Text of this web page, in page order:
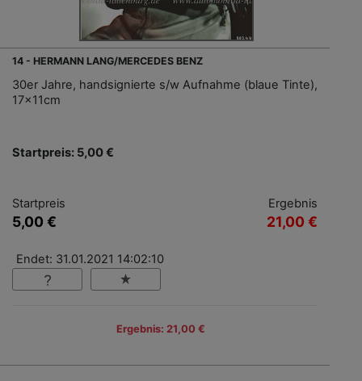
14 - HERMANN LANG/MERCEDES BENZ
30er Jahre, handsignierte s/w Aufnahme (blaue Tinte),
17x11cm
Startpreis: 5,00 €
Startpreis
5,00 €
Ergebnis
21,00 €
Endet: 31.01.2021 14:02:10
Ergebnis: 21,00 €